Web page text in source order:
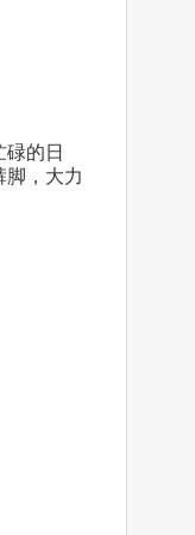
的日
脚，大力